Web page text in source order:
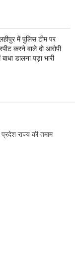
में पुलिस टीम पर
करने वाले दो आरोपी
डालना पड़ा भारी
राज्य की तमाम